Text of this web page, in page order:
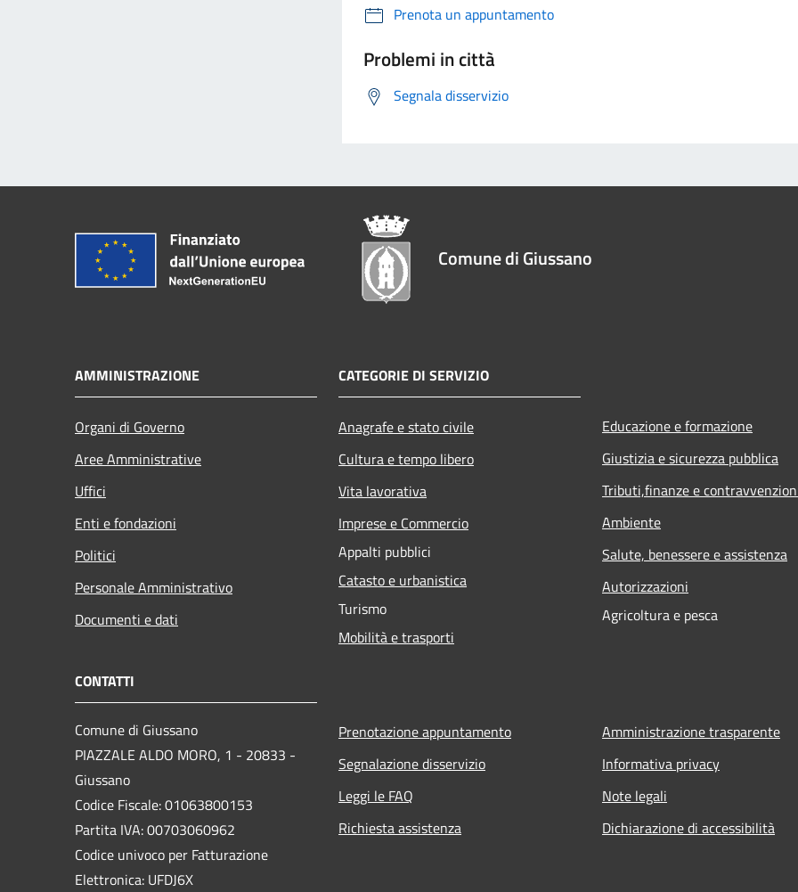
Prenota un appuntamento
Problemi in città
Segnala disservizio
Comune di Giussano
AMMINISTRAZIONE
Organi di Governo
Aree Amministrative
Uffici
Enti e fondazioni
Politici
Personale Amministrativo
Documenti e dati
CATEGORIE DI SERVIZIO
Anagrafe e stato civile
Cultura e tempo libero
Vita lavorativa
Imprese e Commercio
Appalti pubblici
Catasto e urbanistica
Turismo
Mobilità e trasporti
Educazione e formazione
Giustizia e sicurezza pubblica
Tributi,finanze e
Ambiente
Salute, benessere e assistenza
Autorizzazioni
Agricoltura e pesca
CONTATTI
Comune di Giussano
PIAZZALE ALDO MORO, 1 - 20833 -
Giussano
Codice Fiscale: 01063800153
Partita IVA: 00703060962
Codice univoco per Fatturazione
Elettronica: UFDJ6X
Prenotazione appuntamento
Segnalazione disservizio
Leggi le FAQ
Richiesta assistenza
Amministrazione trasparente
Informativa privacy
Note legali
Dichiarazione di accessibilità